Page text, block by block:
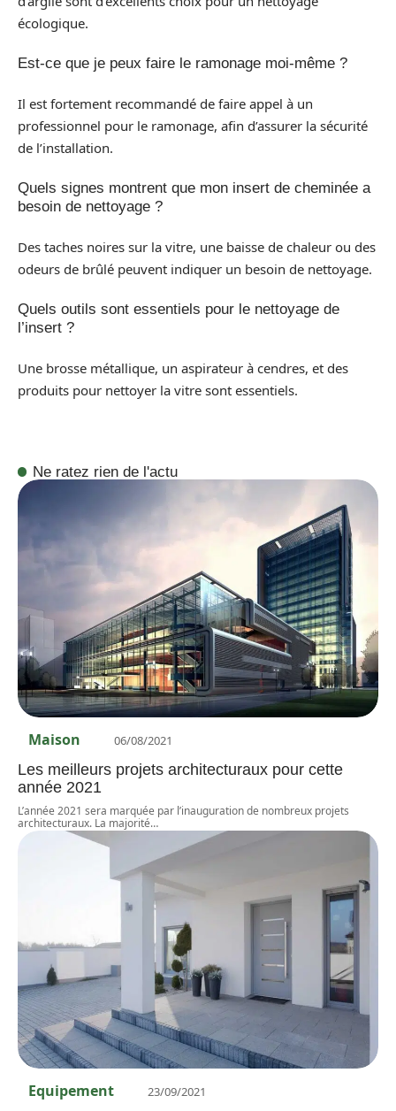
écologique.
Est-ce que je peux faire le ramonage moi-même ?
Il est fortement recommandé de faire appel à un
professionnel pour le ramonage, afin d’assurer la sécurité
de l’installation.
Quels signes montrent que mon insert de cheminée a
besoin de nettoyage ?
Des taches noires sur la vitre, une baisse de chaleur ou des
odeurs de brûlé peuvent indiquer un besoin de nettoyage.
Quels outils sont essentiels pour le nettoyage de
l’insert ?
Une brosse métallique, un aspirateur à cendres, et des
produits pour nettoyer la vitre sont essentiels.
Ne ratez rien de l'actu
Maison 06/08/2021
Les meilleurs projets architecturaux pour cette
année 2021
L’année 2021 sera marquée par l’inauguration de nombreux projets
architecturaux. La majorité…
Equipement 23/09/2021